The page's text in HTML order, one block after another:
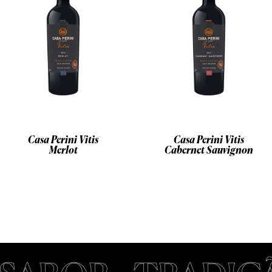
Casa Perini Vitis
Merlot
Casa Perini Vitis
Cabernet Sauvignon